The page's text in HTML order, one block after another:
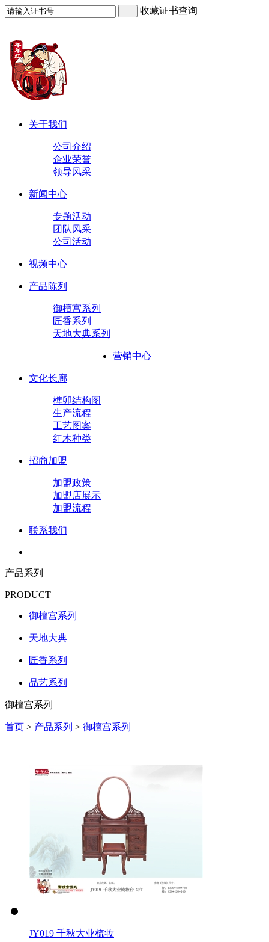
收藏证书查询
关于我们
公司介绍
企业荣誉
领导风采
新闻中心
专题活动
团队风采
公司活动
视频中心
产品陈列
御檀宫系列
匠香系列
天地大典系列
营销中心
文化长廊
榫卯结构图
生产流程
工艺图案
红木种类
招商加盟
加盟政策
加盟店展示
加盟流程
联系我们
产品系列
PRODUCT
御檀宫系列
天地大典
匠香系列
品艺系列
御檀宫系列
首页 > 产品系列 > 御檀宫系列
JY019 千秋大业梳妆